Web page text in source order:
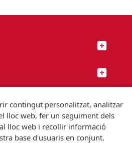
contingut personalitzat, analitzar
lloc web, fer un seguiment dels
lloc web i recollir informació
base d'usuaris en conjunt.